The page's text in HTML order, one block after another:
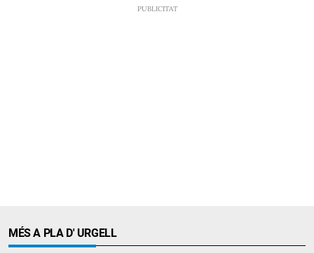
MÉS A PLA D' URGELL